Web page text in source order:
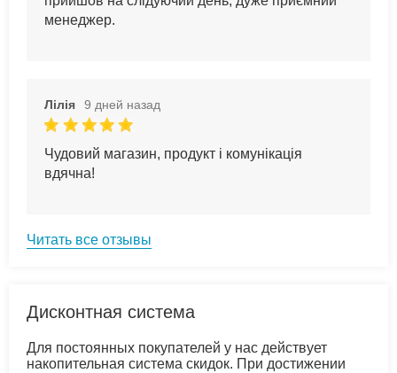
менеджер.
Лілія 9 дней назад
Чудовий магазин, продукт і комунікація
вдячна!
Читать все отзывы
Дисконтная система
Для постоянных покупателей у нас действует
накопительная система скидок. При достижении